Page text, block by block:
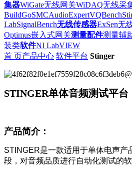
集器WiGate无线网关WiDAQ无线采
BuildGoSMCAudioExpertVQBench
LabSignalBench无线传感器ExSen无
Optimus嵌入式网关测量配件测量辅
装类软件NI LabVIEW
首 页产品中心 软件平台 Stinger
STINGER单体音频测试平台
产品简介：
STINGER是一款适用于单体电声产
段，对音频品质进行自动化测试的软